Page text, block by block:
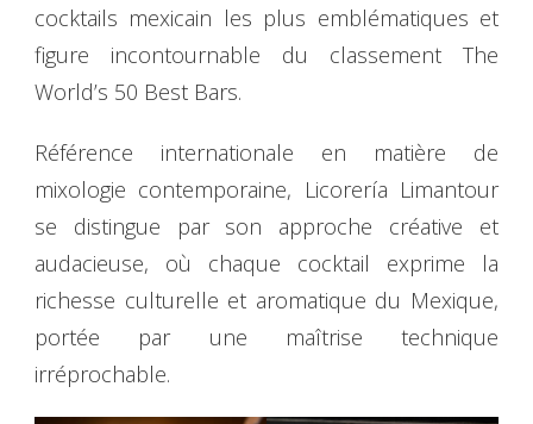
cocktails mexicain les plus emblématiques et
figure incontournable du classement The
World’s 50 Best Bars.
Référence internationale en matière de
mixologie contemporaine, Licorería Limantour
se distingue par son approche créative et
audacieuse, où chaque cocktail exprime la
richesse culturelle et aromatique du Mexique,
portée par une maîtrise technique
irréprochable.